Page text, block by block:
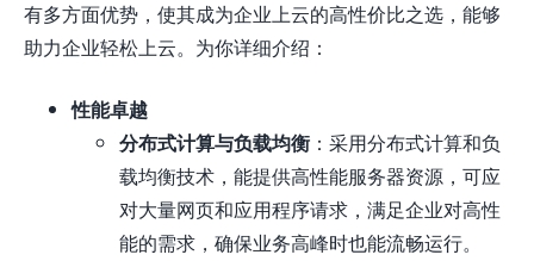
有多方面优势，使其成为企业上云的高性价比之选，能够
助力企业轻松上云。为你详细介绍：
性能卓越
分布式计算与负载均衡 ：采用分布式计算和负
载均衡技术，能提供高性能服务器资源，可应
对大量网页和应用程序请求，满足企业对高性
能的需求，确保业务高峰时也能流畅运行。